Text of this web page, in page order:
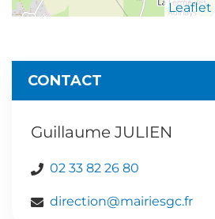
Leaflet
CONTACT
Guillaume JULIEN
02 33 82 26 80
direction@mairiesgc.fr